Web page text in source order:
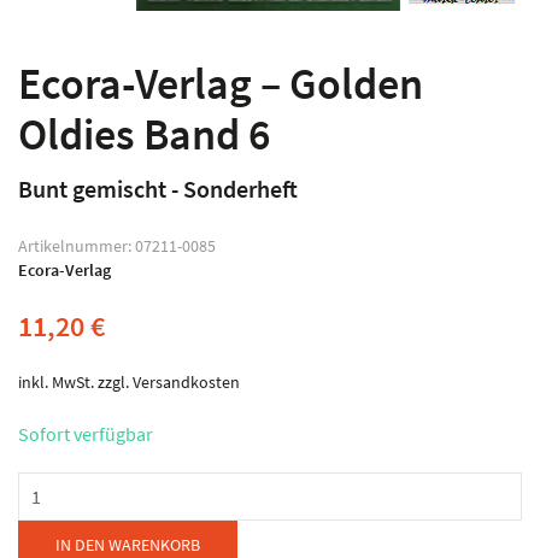
Ecora-Verlag – Golden
Oldies Band 6
Bunt gemischt - Sonderheft
Artikelnummer:07211-0085
Ecora-Verlag
11,20€
inkl. MwSt.zzgl.Versandkosten
Sofort verfügbar
Verlag
IN DEN WARENKORB